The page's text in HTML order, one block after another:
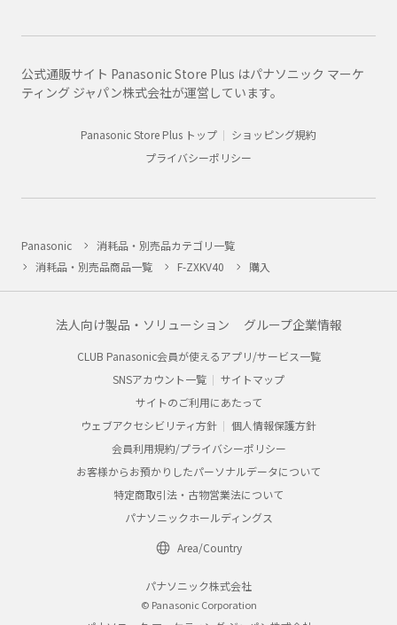
公式通販サイト Panasonic Store Plus はパナソニック マーケ
ティング ジャパン株式会社が運営しています。
Panasonic Store Plus トップ
ショッピング規約
プライバシーポリシー
Panasonic
消耗品・別売品カテゴリ一覧
消耗品・別売品商品一覧
F-ZXKV40 購入
法人向け製品・ソリューション グループ企業情報
CLUB Panasonic会員が使えるアプリ/サービス一覧
SNSアカウント一覧
サイトマップ
サイトのご利用にあたって
ウェブアクセシビリティ方針
個人情報保護方針
会員利用規約/プライバシーポリシー
お客様からお預かりしたパーソナルデータについて
特定商取引法・古物営業法について
パナソニックホールディングス
Area/Country
パナソニック株式会社
© Panasonic Corporation